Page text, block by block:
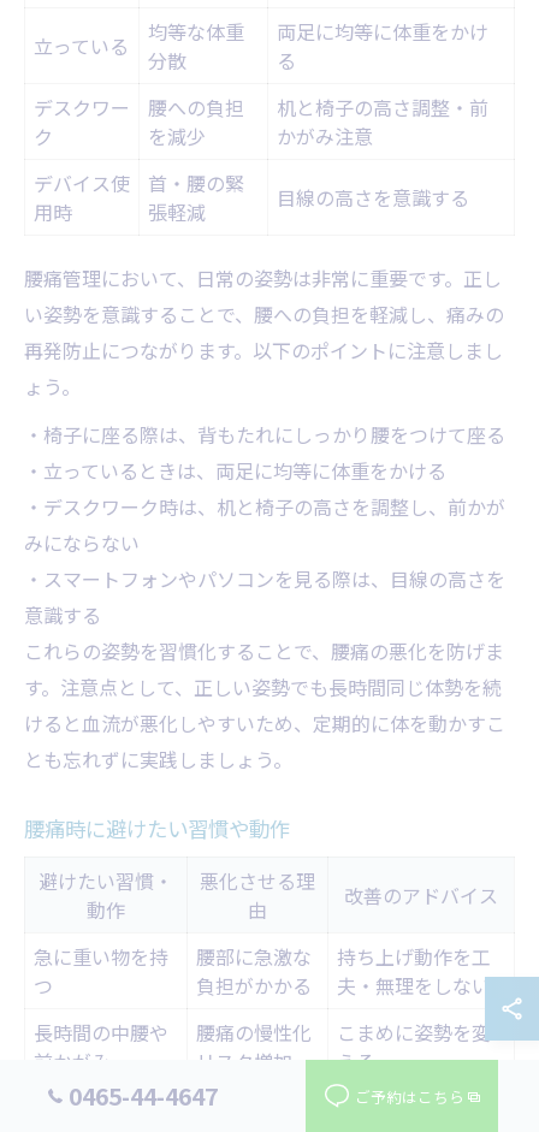
立っている
均等な体重
分散
両足に均等に体重をかけ
る
デスクワー
ク
腰への負担
を減少
机と椅子の高さ調整・前
かがみ注意
デバイス使
用時
首・腰の緊
張軽減
目線の高さを意識する
腰痛管理において、日常の姿勢は非常に重要です。正し
い姿勢を意識することで、腰への負担を軽減し、痛みの
再発防止につながります。以下のポイントに注意しまし
ょう。
・椅子に座る際は、背もたれにしっかり腰をつけて座る
・立っているときは、両足に均等に体重をかける
・デスクワーク時は、机と椅子の高さを調整し、前かが
みにならない
・スマートフォンやパソコンを見る際は、目線の高さを
意識する
これらの姿勢を習慣化することで、腰痛の悪化を防げま
す。注意点として、正しい姿勢でも長時間同じ体勢を続
けると血流が悪化しやすいため、定期的に体を動かすこ
とも忘れずに実践しましょう。
腰痛時に避けたい習慣や動作
避けたい習慣・
動作
悪化させる理
由
改善のアドバイス
急に重い物を持
つ
腰部に急激な
負担がかかる
持ち上げ動作を工
夫・無理をしない
長時間の中腰や
前かがみ
腰痛の慢性化
リスク増加
こまめに姿勢を変
える
柔らかすぎるソ
腰の沈み込み
適度な硬さの寝具
0465-44-4647 ご予約はこちら